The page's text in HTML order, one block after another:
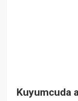
Kuyumcuda